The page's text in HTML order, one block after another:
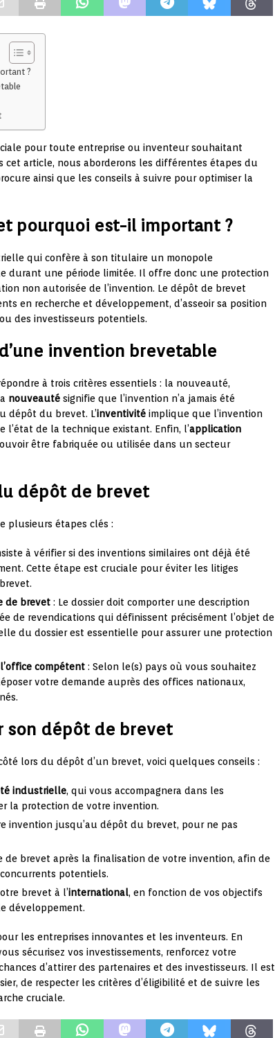
?
pour toute entreprise ou inventeur souhaitant
cet article, nous aborderons les différentes étapes du
ainsi que les conseils à suivre pour optimiser la
pourquoi est-il important ?
qui confère à son titulaire un monopole
durant une période limitée. Il offre donc une protection
non autorisée de l’invention. Le dépôt de brevet
en recherche et développement, d’asseoir sa position
des investisseurs potentiels.
invention brevetable
à trois critères essentiels : la nouveauté,
nouveauté signifie que l’invention n’a jamais été
du brevet. L’inventivité implique que l’invention
l’état de la technique existant. Enfin, l’application
être fabriquée ou utilisée dans un secteur
dépôt de brevet
plusieurs étapes clés :
à vérifier si des inventions similaires ont déjà été
Cette étape est cruciale pour éviter les litiges
de brevet : Le dossier doit comporter une description
de revendications qui définissent précisément l’objet de
du dossier est essentielle pour assurer une protection
compétent : Selon le(s) pays où vous souhaitez
votre demande auprès des offices nationaux,
son dépôt de brevet
lors du dépôt d’un brevet, voici quelques conseils :
industrielle, qui vous accompagnera dans les
la protection de votre invention.
invention jusqu’au dépôt du brevet, pour ne pas
de brevet après la finalisation de votre invention, afin de
potentiels.
brevet à l’international, en fonction de vos objectifs
développement.
les entreprises innovantes et les inventeurs. En
sécurisez vos investissements, renforcez votre
d’attirer des partenaires et des investisseurs. Il est
de respecter les critères d’éligibilité et de suivre les
cruciale.